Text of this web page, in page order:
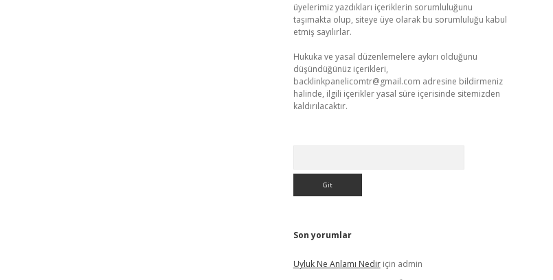
üyelerimiz yazdıkları içeriklerin sorumluluğunu
taşımakta olup, siteye üye olarak bu sorumluluğu kabul
etmiş sayılırlar.
Hukuka ve yasal düzenlemelere aykırı olduğunu
düşündüğünüz içerikleri,
backlinkpanelicomtr@gmail.com adresine bildirmeniz
halinde, ilgili içerikler yasal süre içerisinde sitemizden
kaldırılacaktır.
Son yorumlar
Uyluk Ne Anlamı Nediriçin admin